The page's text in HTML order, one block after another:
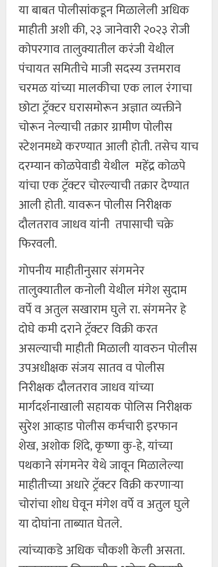
या बाबत पोलीसांकडून मिळालेली अधिक
माहीती अशी की, २३ जानेवारी २०२३ रोजी
कोपरगाव तालुक्यातील करंजी येथील
पंचायत समितीचे माजी सदस्य उत्तमराव
चरमळ यांच्या मालकीचा एक लाल रंगाचा
छोटा ट्रॅक्टर घरासमोरून अज्ञात व्यक्तीने
चोरून नेल्याची तक्रार ग्रामीण पोलीस
स्टेशनमध्ये करण्यात आली होती. तसेच याच
दरम्यान कोळपेवाडी येथील महेंद्र कोळपे
यांचा एक ट्रॅक्टर चोरल्याची तक्रार देण्यात
आली होती. यावरून पोलीस निरीक्षक
दौलतराव जाधव यांनी तपासाची चक्रे
फिरवली.
गोपनीय माहीतीनुसार संगमनेर
तालुक्यातील कनोली येथील मंगेश सुदाम
वर्पे व अतुल सखाराम घुले रा. संगमनेर हे
दोघे कमी दराने ट्रॅक्टर विक्री करत
असल्याची माहीती मिळाली यावरुन पोलीस
उपअधीक्षक संजय सातव व पोलीस
निरीक्षक दौलतराव जाधव यांच्या
मार्गदर्शनाखाली सहायक पोलिस निरीक्षक
सुरेश आव्हाड पोलीस कर्मचारी इरफान
शेख, अशोक शिंदे, कृष्णा कु-हे, यांच्या
पथकाने संगमनेर येथे जावून मिळालेल्या
माहीतीच्या अधारे ट्रॅक्टर विक्री करणाऱ्या
चोरांचा शोध घेवून मंगेश वर्पे व अतुल घुले
या दोघांना ताब्यात घेतले.
त्यांच्याकडे अधिक चौकशी केली असता.